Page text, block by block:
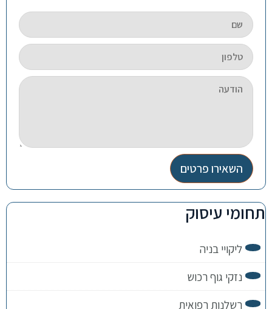
השאירו פרטים
תחומי עיסוק
ליקויי בניה
נזקי גוף רכוש
רשלנות רפואית